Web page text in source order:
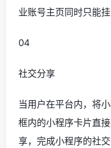
业账号主页同时只能挂
04
社交分享
当用户在平台内，将
框内的小程序卡片直
享，完成小程序的社交